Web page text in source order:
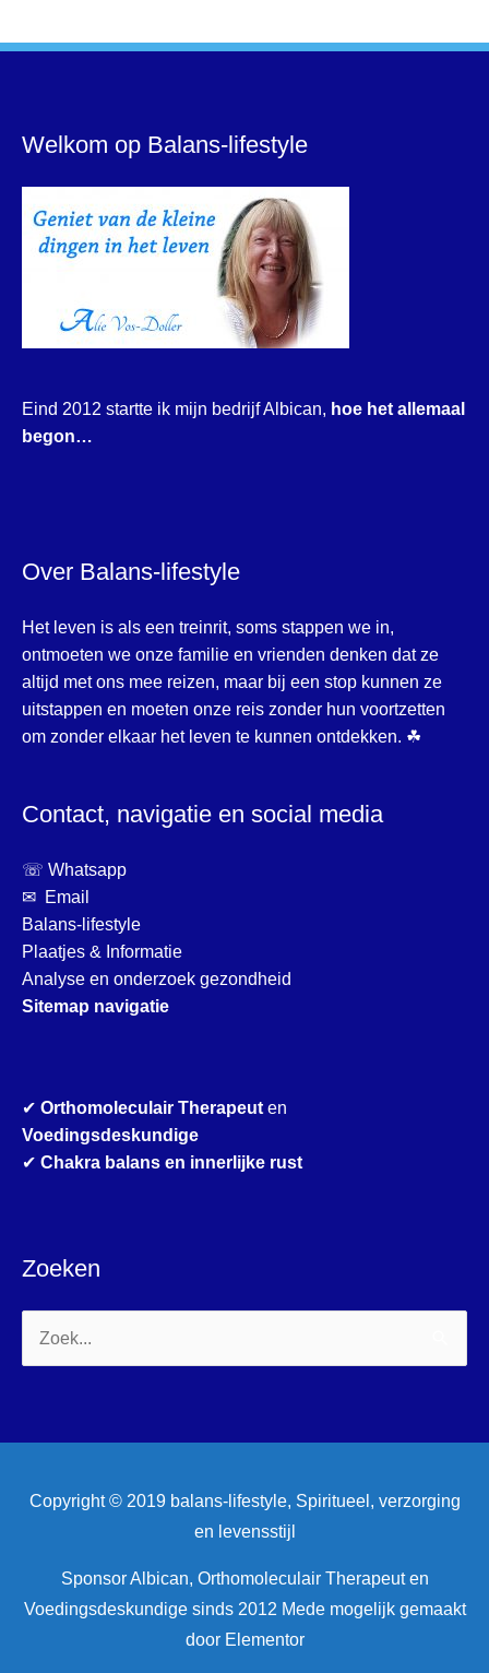
Welkom op Balans-lifestyle
Eind 2012 startte ik mijn bedrijf Albican, hoe het allemaal
begon…
Over Balans-lifestyle
Het leven is als een treinrit, soms stappen we in,
ontmoeten we onze familie en vrienden denken dat ze
altijd met ons mee reizen, maar bij een stop kunnen ze
uitstappen en moeten onze reis zonder hun voortzetten
om zonder elkaar het leven te kunnen ontdekken. ☘
Contact, navigatie en social media
☏ Whatsapp
✉ Email
Balans-lifestyle
Plaatjes & Informatie
Analyse en onderzoek gezondheid
Sitemap navigatie
✔ Orthomoleculair Therapeuten
Voedingsdeskundige
✔ Chakra balans en innerlijke rust
Zoeken
Zoek
naar:
Copyright © 2019 balans-lifestyle, Spiritueel, verzorging
en levensstijl
Sponsor Albican, Orthomoleculair Therapeut en
Voedingsdeskundige sinds 2012 Mede mogelijk gemaakt
door Elementor